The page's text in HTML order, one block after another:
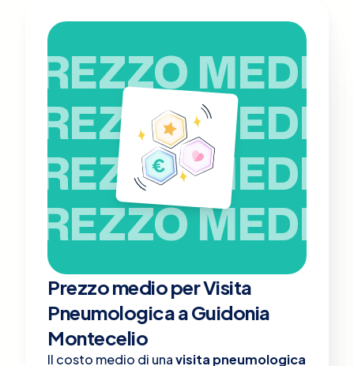
PREZZO MEDIO
PREZZO MEDIO
PREZZO MEDIO
PREZZO MEDIO
Prezzo medio per Visita
Pneumologica a Guidonia
Montecelio
Il costo medio di unavisita pneumologica